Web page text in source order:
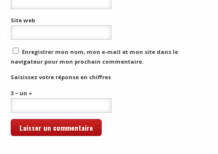
Site web
Enregistrer mon nom, mon e-mail et mon site dans le
navigateur pour mon prochain commentaire.
Saisissez votre réponse en chiffres
3 − un =